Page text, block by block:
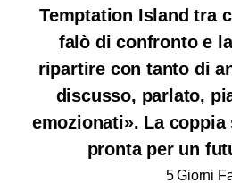
Temptation Island tra
falò di confronto e
ripartire con tanto di
discusso, parlato,
emozionati». La coppia
pronta per un
5 Giorni